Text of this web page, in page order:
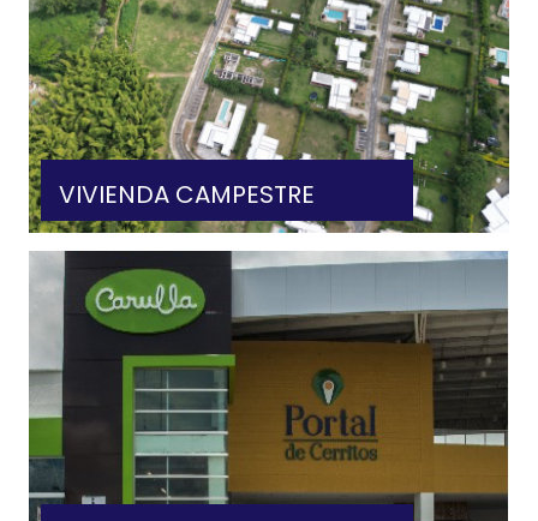
VIVIENDA CAMPESTRE
VER MÁS